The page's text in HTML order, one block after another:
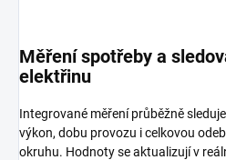
Měření spotřeby a
elektřinu
Integrované měření průběžně
výkon, dobu provozu i celkovou
okruhu. Hodnoty se aktualizují v